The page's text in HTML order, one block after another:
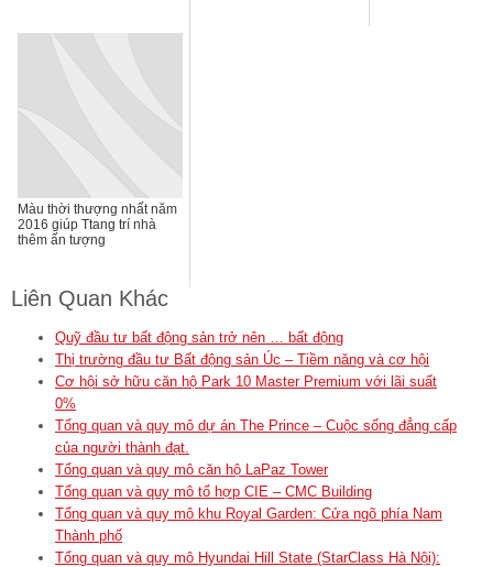
Màu thời thượng nhất năm
2016 giúp Ttang trí nhà
thêm ấn tượng
Liên Quan Khác
Quỹ đầu tư bất động sản trở nên … bất động
Thị trường đầu tư Bất động sản Úc – Tiềm năng và cơ hội
Cơ hội sở hữu căn hộ Park 10 Master Premium với lãi suất
0%
Tổng quan và quy mô dự án The Prince – Cuộc sống đẳng cấp
của người thành đạt.
Tổng quan và quy mô căn hộ LaPaz Tower
Tổng quan và quy mô tổ hợp CIE – CMC Building
Tổng quan và quy mô khu Royal Garden: Cửa ngõ phía Nam
Thành phố
Tổng quan và quy mô Hyundai Hill State (StarClass Hà Nội):